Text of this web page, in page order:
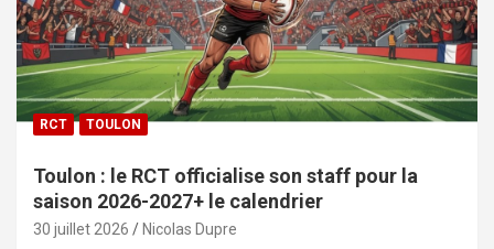
RCT TOULON
Toulon : le RCT officialise son staff pour la
saison 2026-2027+ le calendrier
30 juillet 2026 Nicolas Dupre